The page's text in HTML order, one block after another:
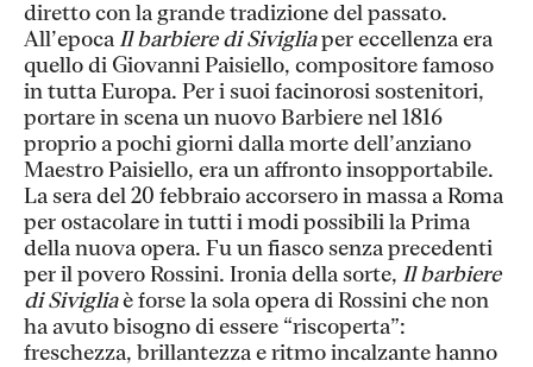
diretto con la grande tradizione del passato.
All’epoca Il barbiere di Sivigliaper eccellenza era
quello di Giovanni Paisiello, compositore famoso
in tutta Europa. Per i suoi facinorosi sostenitori,
portare in scena un nuovo Barbiere nel 1816
proprio a pochi giorni dalla morte dell’anziano
Maestro Paisiello, era un affronto insopportabile.
La sera del 20 febbraio accorsero in massa a Roma
per ostacolare in tutti i modi possibili la Prima
della nuova opera. Fu un fiasco senza precedenti
per il povero Rossini. Ironia della sorte, Il barbiere
di Sivigliaè forse la sola opera di Rossini che non
ha avuto bisogno di essere “riscoperta”:
freschezza, brillantezza e ritmo incalzante hanno